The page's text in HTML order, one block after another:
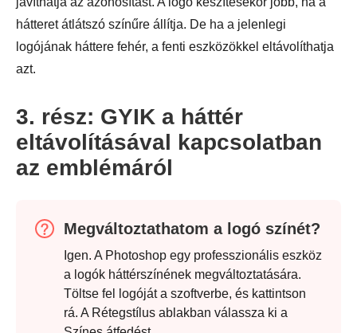
2. lépés.
hátteret átlátszó színűre állítja. De ha a jelenlegi
logójának háttere fehér, a fenti eszközökkel eltávolíthatja
azt.
3. rész: GYIK a háttér
eltávolításával kapcsolatban
az emblémáról
Megváltoztathatom a logó színét?
Igen. A Photoshop egy professzionális eszköz
a logók háttérszínének megváltoztatására.
Töltse fel logóját a szoftverbe, és kattintson
rá. A Rétegstílus ablakban válassza ki a